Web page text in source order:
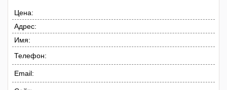
Цена:
Адрес:
Имя:
Телефон:
Email: